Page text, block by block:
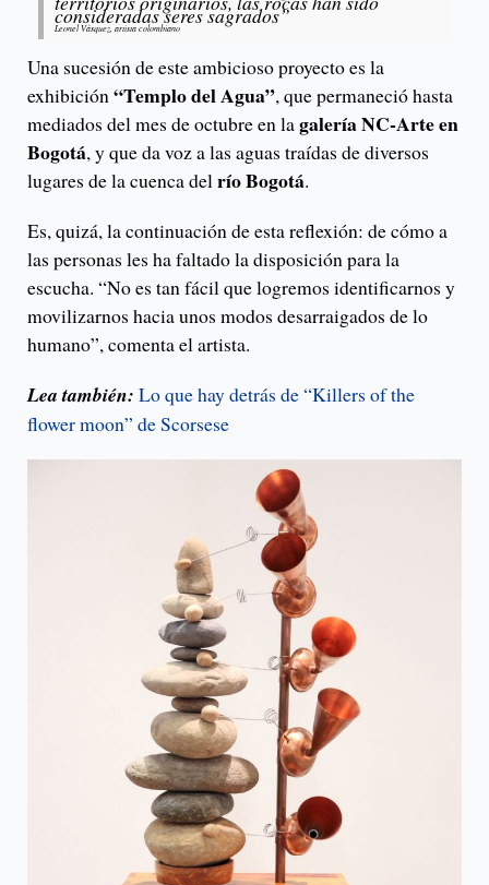
consideradas seres sagrados”
Leonel Vásquez, artista colombiano
Una sucesión de este ambicioso proyecto es la
exhibición“Templo del Agua”, que permaneció hasta
mediados del mes de octubre en lagalería NC-Arte en
Bogotá, y que da voz a las aguas traídas de diversos
lugares de la cuenca delrío Bogotá.
Es, quizá, la continuación de esta reflexión: de cómo a
las personas les ha faltado la disposición para la
escucha. “No es tan fácil que logremos identificarnos y
movilizarnos hacia unos modos desarraigados de lo
humano”, comenta el artista.
Lea también: Lo que hay detrás de “Killers of the
flower moon” de Scorsese